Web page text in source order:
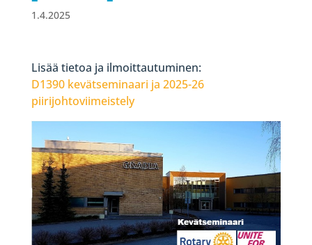
1.4.2025
Lisää tietoa ja ilmoittautuminen:
D1390 kevätseminaari ja 2025-26
piirijohtoviimeistely